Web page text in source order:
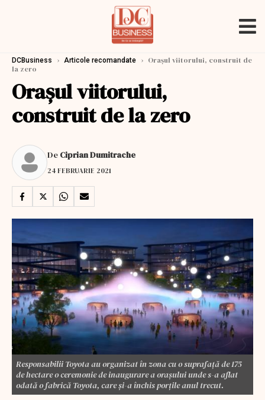
DCBusiness › Articole recomandate › Oraşul viitorului, construit de
la zero
Oraşul viitorului,
construit de la zero
De Ciprian Dumitrache
24 FEBRUARIE 2021
Responsabilii Toyota au organizat în zona cu o suprafaţă de 175
de hectare o ceremonie de inaugurare a oraşului unde s-a aflat
odată o fabrică Toyota, care şi-a închis porţile anul trecut.